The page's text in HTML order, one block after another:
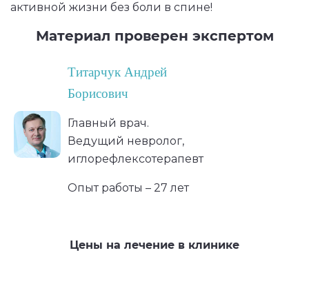
активной жизни без боли в спине!
Материал проверен экспертом
Титарчук Андрей
Борисович
Главный врач.
Ведущий невролог,
иглорефлексотерапевт
Опыт работы – 27 лет
Цены на лечение в клинике